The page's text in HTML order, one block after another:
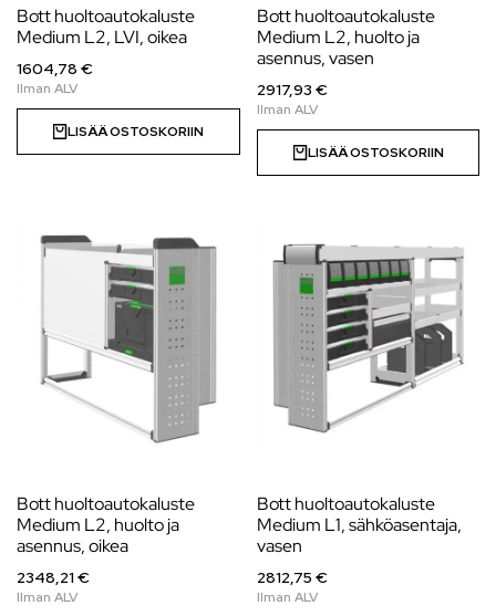
Bott huoltoautokaluste
Medium L2, LVI, oikea
1604,78 €
LISÄÄ OSTOSKORIIN
Bott huoltoautokaluste
Medium L2, huolto ja
asennus, vasen
2917,93 €
LISÄÄ OSTOSKORIIN
Bott huoltoautokaluste
Medium L2, huolto ja
asennus, oikea
2348,21 €
Bott huoltoautokaluste
Medium L1, sähköasentaja,
vasen
2812,75 €